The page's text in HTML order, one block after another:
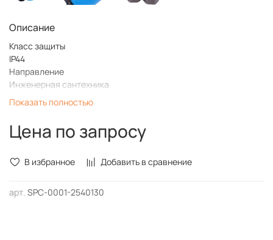
В избранное Добавить в сравнение
арт. SPC-0001-2540130
Описание
Класс защиты
IP44
Направление
Инженерная сантехника
Стандарт подключения, дюйм
1 1/2
Подгруппа
Циркуляционные
10
Показать полностью
Цена по запросу